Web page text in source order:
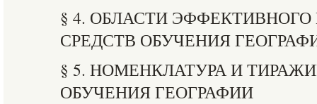
§ 4. ОБЛАСТИ
СРЕДСТВ ОБУЧЕНИЯ
§ 5. НОМЕНКЛАТУРА И
ОБУЧЕНИЯ ГЕОГРАФИИ